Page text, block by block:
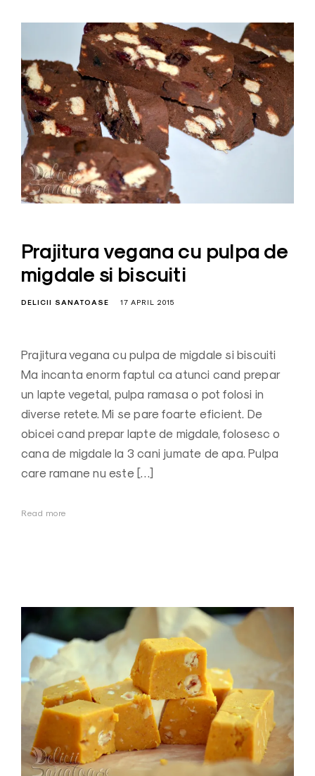
Prajitura vegana cu pulpa de
migdale si biscuiti
DELICII SANATOASE 17 APRIL 2015
Prajitura vegana cu pulpa de migdale si biscuiti
Ma incanta enorm faptul ca atunci cand prepar
un lapte vegetal, pulpa ramasa o pot folosi in
diverse retete. Mi se pare foarte eficient. De
obicei cand prepar lapte de migdale, folosesc o
cana de migdale la 3 cani jumate de apa. Pulpa
care ramane nu este […]
Read more